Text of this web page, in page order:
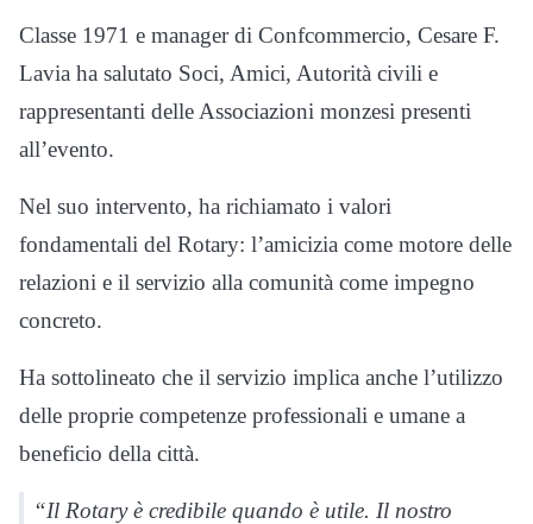
Classe 1971 e manager di Confcommercio, Cesare F.
Lavia ha salutato Soci, Amici, Autorità civili e
rappresentanti delle Associazioni monzesi presenti
all’evento.
Nel suo intervento, ha richiamato i valori
fondamentali del Rotary: l’amicizia come motore delle
relazioni e il servizio alla comunità come impegno
concreto.
Ha sottolineato che il servizio implica anche l’utilizzo
delle proprie competenze professionali e umane a
beneficio della città.
“Il Rotary è credibile quando è utile. Il nostro